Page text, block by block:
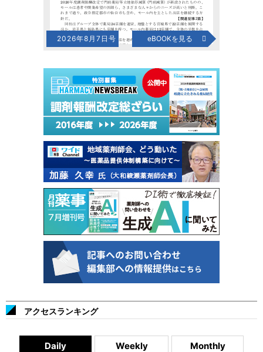
2026年8月7日号 eBOOKを見る
アクセスランキング
Daily Weekly Monthly